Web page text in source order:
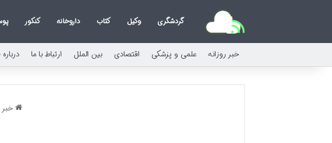
گردشگری وکیل کتاب داروخانه کنکور
خبر روزانه علمی و پزشکی اقتصادی بین الملل ارتباط با ما
خبر